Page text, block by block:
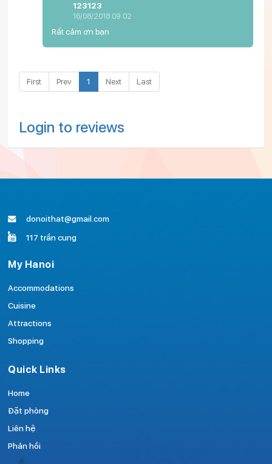
123123
16/08/2018 09:02
Rất cảm ơn bạn
First Prev 1 Next Last
Login to reviews
donoithat@gmail.com
117 trần cung
My Hanoi
Accommodations
Cuisine
Attractions
Shopping
Quick Links
Home
Đặt phòng
Liên hệ
Phản hồi